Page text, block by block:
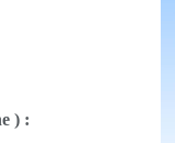
) :